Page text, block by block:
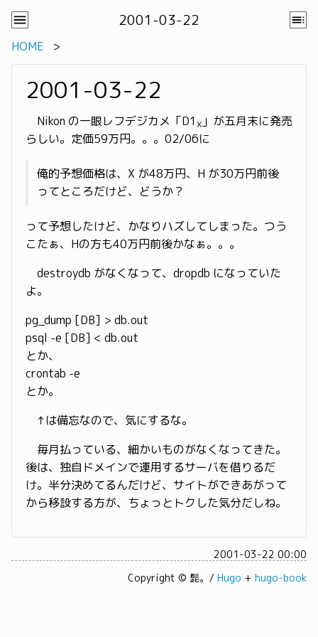
2001-03-22
HOME
2001-03-22
Nikon の一眼レフデジカメ「D1 X 」が五月末に発売
らしい。定価59万円。。。02/06に
俺的予想価格は、X が48万円、H が30万円前後
ってところだけど、どうか？
って予想したけど、かなりハズしてしまった。つう
こたぁ、Hの方も40万円前後かなぁ。。。
destroydb がなくなって、dropdb になっていた
よ。
pg_dump [DB] > db.out
psql -e [DB] < db.out
とか、
crontab -e
とか。
↑は備忘なので、気にするな。
毎月払っている、細かいものがなくなってきた。
後は、独自ドメインで運用するサーバを借りるだ
け。半分決めてるんだけど、サイトができあがって
から移設する方が、ちょっとトクした気分だしね。
2001-03-22 00:00
Copyright © 髭。/ Hugo + hugo-book